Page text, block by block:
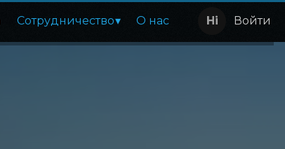
Сотрудничество О нас Войти